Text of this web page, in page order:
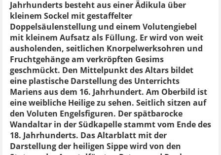
Jahrhunderts besteht aus einer Ädikula über
kleinem Sockel mit gestaffelter
Doppelsäulenstellung und einem Volutengiebel
mit kleinem Aufsatz als Füllung. Er wird von weit
ausholenden, seitlichen Knorpelwerksohren und
Fruchtgehänge am verkröpften Gesims
geschmückt. Den Mittelpunkt des Altars bildet
eine plastische Darstellung des Unterrichts
Mariens aus dem 16. Jahrhundert. Am Oberbild ist
eine weibliche Heilige zu sehen. Seitlich sitzen auf
den Voluten Engelsfiguren. Der spätbarocke
Wandaltar in der Südkapelle stammt vom Ende des
18. Jahrhunderts. Das Altarblatt mit der
Darstellung der heiligen Sippe wird von den